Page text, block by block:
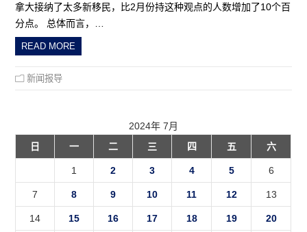
拿大接纳了太多新移民，比2月份持这种观点的人数增加了10个百
分点。 总体而言，…
READ MORE
新闻报导
2024年 7月
日
一 二 三 四 五 六
1 2 3 4 5 6
7 8 9 10 11 12 13
14 15 16 17 18 19 20